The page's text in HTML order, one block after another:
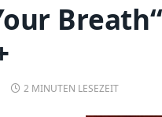
2 MINUTEN LESEZEIT